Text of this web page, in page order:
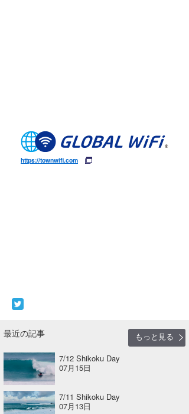
https://townwifi.com
最近の記事
もっと見る
7/12 Shikoku Day
07月15日
7/11 Shikoku Day
07月13日